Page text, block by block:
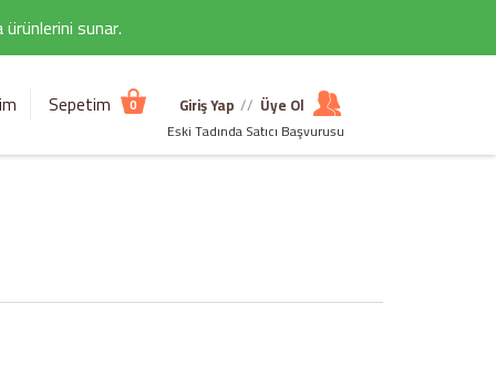
sunar.
Sepetim 0 Giriş Yap // Üye Ol
Eski Tadında Satıcı Başvurusu